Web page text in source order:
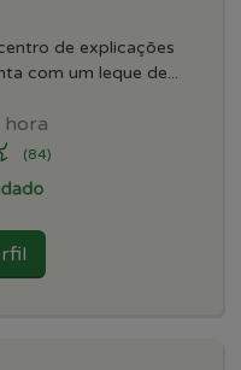
de explicações
com um leque de...
hora
(84)